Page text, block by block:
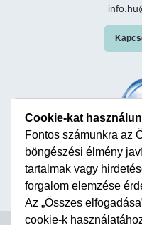
Cookie-kat
Fontos számunkra az
böngészési élmény
tartalmak vagy
forgalom elemzése
Az „Összes
cookie-k